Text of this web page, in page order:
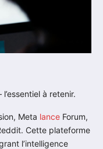
à retenir.
Meta lance Forum,
Cette plateforme
l’intelligence